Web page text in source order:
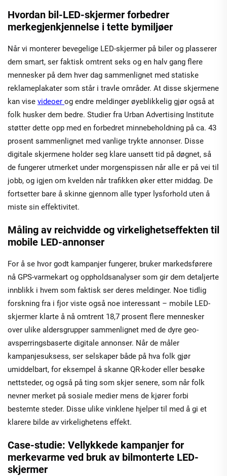
Hvordan bil-LED-skjermer forbedrer
merkegjenkjennelse i tette bymiljøer
Når vi monterer bevegelige LED-skjermer på biler og plasserer
dem smart, ser faktisk omtrent seks og en halv gang flere
mennesker på dem hver dag sammenlignet med statiske
reklameplakater som står i travle områder. At disse skjermene
kan vise videoer og endre meldinger øyeblikkelig gjør også at
folk husker dem bedre. Studier fra Urban Advertising Institute
støtter dette opp med en forbedret minnebeholdning på ca. 43
prosent sammenlignet med vanlige trykte annonser. Disse
digitale skjermene holder seg klare uansett tid på døgnet, så
de fungerer utmerket under morgenspissen når alle er på vei til
jobb, og igjen om kvelden når trafikken øker etter middag. De
fortsetter bare å skinne gjennom alle typer lysforhold uten å
miste sin effektivitet.
Måling av reichvidde og virkelighetseffekten til
mobile LED-annonser
For å se hvor godt kampanjer fungerer, bruker markedsførere
nå GPS-varmekart og oppholdsanalyser som gir dem detaljerte
innblikk i hvem som faktisk ser deres meldinger. Noe tidlig
forskning fra i fjor viste også noe interessant – mobile LED-
skjermer klarte å nå omtrent 18,7 prosent flere mennesker
over ulike aldersgrupper sammenlignet med de dyre geo-
avsperringsbaserte digitale annonser. Når de måler
kampanjesuksess, ser selskaper både på hva folk gjør
umiddelbart, for eksempel å skanne QR-koder eller besøke
nettsteder, og også på ting som skjer senere, som når folk
nevner merket på sosiale medier mens de kjører forbi
bestemte steder. Disse ulike vinklene hjelper til med å gi et
klarere bilde av virkelighetens effekt.
Case-studie: Vellykkede kampanjer for
merkevarme ved bruk av bilmonterte LED-
skjermer